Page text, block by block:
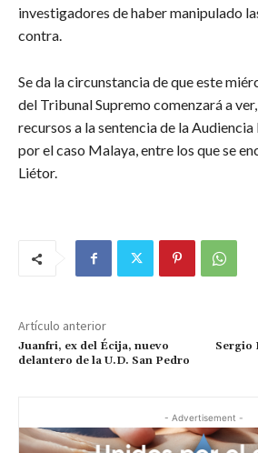
investigadores de haber manipulado
contra.
Se da la circunstancia de que este
del Tribunal Supremo comenzará a
recursos a la sentencia de la
por el caso Malaya, entre los que se
Liétor.
Artículo anterior
Juanfri, ex del Écija, nuevo
delantero de la U.D. San Pedro
Sergio
- Advertisement -